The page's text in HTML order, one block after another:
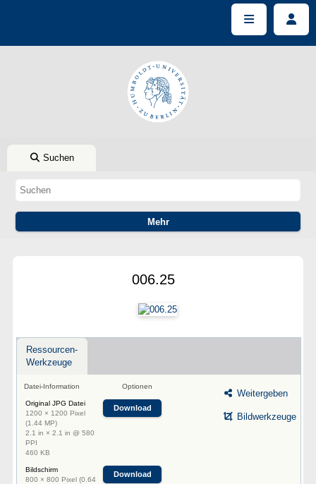
Suchen
006.25
Ressourcen-
Werkzeuge
Datei-Information Optionen
Original JPG Datei
1200 × 1200 Pixel
(1.44 MP)
2.1 in × 2.1 in @ 580
PPI
460 KB
Download
Bildschirm
800 × 800 Pixel (0.64
Download
Weitergeben
Bildwerkzeuge